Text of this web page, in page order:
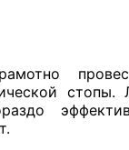
стопы.